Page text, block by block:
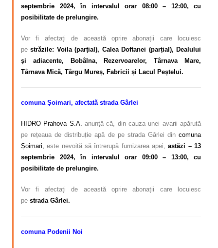
septembrie 2024, în intervalul orar 08:00 – 12:00, cu
posibilitate de prelungire.
Vor fi afectați de această oprire abonații care locuiesc
pestrăzile: Voila (parțial), Calea Doftanei (parțial), Dealului
și adiacente, Bobâlna, Rezervoarelor, Târnava Mare,
Târnava Mică, Târgu Mureș, Fabricii și Lacul Peștelui.
comuna Șoimari, afectată strada Gârlei
HIDRO Prahova S.A. anunță că, din cauza unei avarii apărută
pe rețeaua de distribuție apă de pe strada Gârlei din comuna
Șoimari, este nevoită să întrerupă furnizarea apei,astăzi – 13
septembrie 2024, în intervalul orar 09:00 – 13:00, cu
posibilitate de prelungire.
Vor fi afectați de această oprire abonații care locuiesc
pe strada Gârlei.
comuna Podenii Noi